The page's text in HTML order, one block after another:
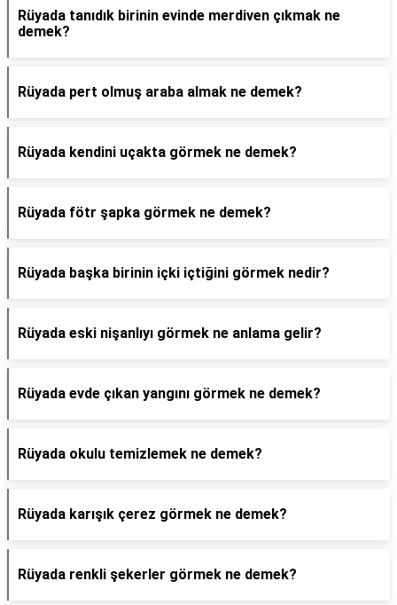
Rüyada tanıdık birinin evinde merdiven çıkmak ne
demek?
Rüyada pert olmuş araba almak ne demek?
Rüyada kendini uçakta görmek ne demek?
Rüyada fötr şapka görmek ne demek?
Rüyada başka birinin içki içtiğini görmek nedir?
Rüyada eski nişanlıyı görmek ne anlama gelir?
Rüyada evde çıkan yangını görmek ne demek?
Rüyada okulu temizlemek ne demek?
Rüyada karışık çerez görmek ne demek?
Rüyada renkli şekerler görmek ne demek?